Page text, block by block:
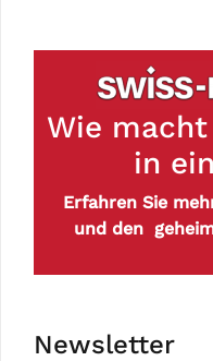
Wie
in
Erfahren Sie
und den
Newsletter